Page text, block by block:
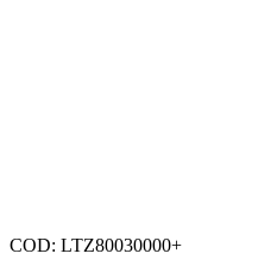
COD: LTZ80030000+